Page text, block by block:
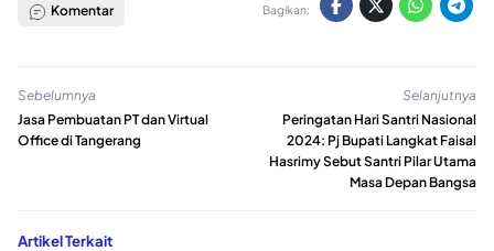
Komentar Bagikan:
Sebelumnya
Jasa Pembuatan PT dan Virtual
Office di Tangerang
Selanjutnya
Peringatan Hari Santri Nasional
2024: Pj Bupati Langkat Faisal
Hasrimy Sebut Santri Pilar Utama
Masa Depan Bangsa
Artikel Terkait